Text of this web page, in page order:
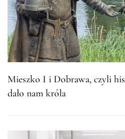
Mieszko I i Dobrawa, czyli
dało nam króla